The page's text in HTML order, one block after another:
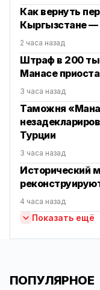
Как вернуть
Кыргызстане —
2 часа назад
Штраф в 200
Манасе
3 часа назад
Таможня
Турции
3 часа назад
Исторический
4 часа назад
Показать ещё
ПОПУЛЯРНОЕ